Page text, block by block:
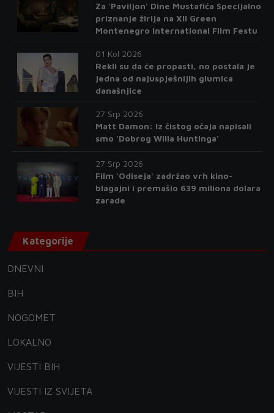
Za 'Paviljon' Dine Mustafića Specijalno
priznanje žirija na XII Green
Montenegro International Film Festu
01 Kol 2026
Rekli su da će propasti, no postala je
jedna od najuspješnijih glumica
današnjice
27 Srp 2026
Matt Damon: Iz čistog očaja napisali
smo 'Dobrog Willa Huntinga'
27 Srp 2026
Film 'Odiseja' zadržao vrh kino-
blagajni i premašio 639 miliona dolara
zarade
Kategorije
DNEVNI
BIH
NOGOMET
LOKALNO
VIJESTI BIH
VIJESTI IZ SVIJETA